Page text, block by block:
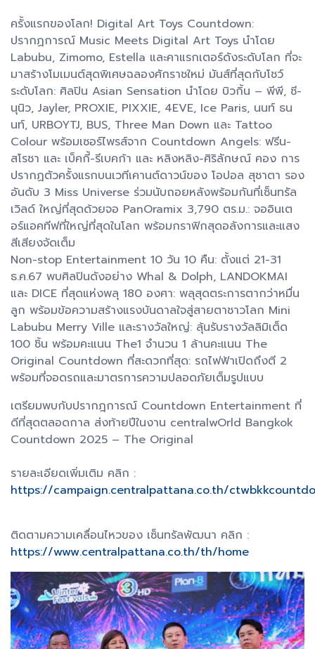
ครั้งแรกของโลก! Digital Art Toys Countdown:
ปรากฏการณ์ Music Meets Digital Art Toys นำโดย
Labubu, Zimomo, Estella และคาแรกเตอร์ดังระดับโลก ที่จะ
มาสร้างโมเมนต์สุดพิเศษฉลองศักราชใหม่ มันส์ที่สุดกับโชว์
ระดับโลก: ศิลปิน Asian Sensation นำโดย บิวกิ้น – พีพี, ซี-
นุนิว, Jayler, PROXIE, PIXXIE, 4EVE, Ice Paris, นนท์ ธน
นท์, URBOYTJ, BUS, Three Man Down และ Tattoo
Colour พร้อมเซอร์ไพรส์จาก Countdown Angels: ฟรีน-
สโรชา และ เบ็คกี้-รีเบคก้า และ หลิงหลิง-ศิริลักษณ์ คอง การ
ปรากฏตัวครั้งแรกบนเวทีเคานต์ดาวน์ของ โอปอล สุชาตา รอง
อันดับ 3 Miss Universe ร่วมนับถอยหลังพร้อมกันที่เซ็นทรัล
เวิลด์ ใหญ่ที่สุดด้วยจอ PanOramix 3,790 ตร.ม.: จออินเต
อร์แอคทีฟที่ใหญ่ที่สุดในโลก พร้อมกราฟิกสุดอลังการและแสง
สีเสียงจัดเต็ม
Non-stop Entertainment 10 วัน 10 คืน: ตั้งแต่ 21-31
ธ.ค.67 พบศิลปินดังอย่าง Whal & Dolph, LANDOKMAI
และ DICE ที่สุดแห่งพลุ 180 องศา: พลุสุดตระการตากว่าหมื่น
ลูก พร้อมข้อความสร้างแรงบันดาลใจสู่สายตาชาวโลก Mini
Labubu Merry Ville และรางวัลใหญ่: ลุ้นรับรางวัลลิมิเต็ด
100 ชิ้น พร้อมคะแนน The1 จำนวน 1 ล้านคะแนน The
Original Countdown ที่สะดวกที่สุด: รถไฟฟ้าเปิดถึงตี 2
พร้อมที่จอดรถและมาตรการความปลอดภัยเต็มรูปแบบ
เตรียมพบกับปรากฎการณ์ Countdown Entertainment ที่
ดีที่สุดตลอดกาล ส่งท้ายปีในงาน centralwOrld Bangkok
Countdown 2025 – The Original
รายละเอียดเพิ่มเติม คลิก :
https://campaign.centralpattana.co.th/
ติดตามความเคลื่อนไหวของ เซ็นทรัลพัฒนา คลิก :
https://www.centralpattana.co.th/th/home